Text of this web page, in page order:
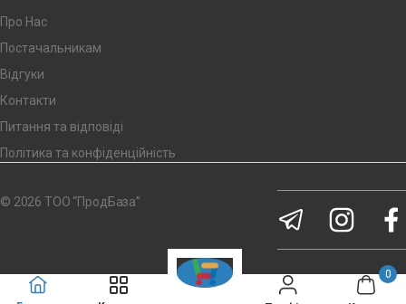
0
Про Нас
Постачальникам
Відгуки
Контакти
Питання та відповіді
Політика та конфіденційність
© 2026 ТОО “ПродБаза”